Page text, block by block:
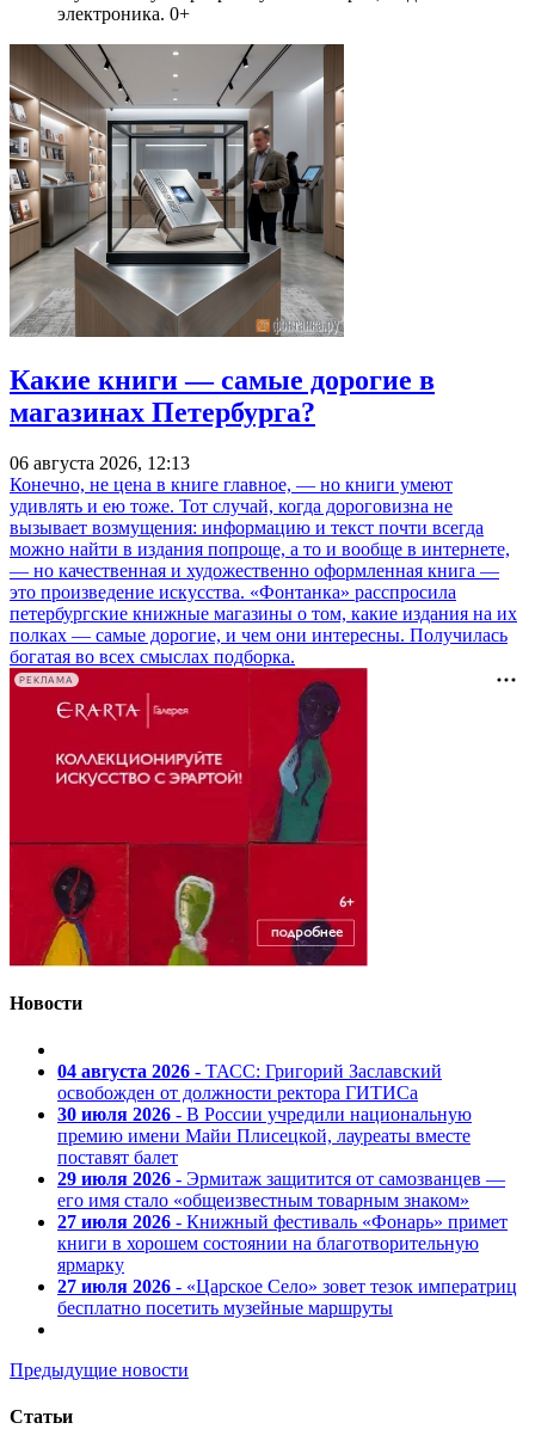
электроника. 0+
Какие книги — самые дорогие в
магазинах Петербурга?
06 августа 2026, 12:13
Конечно, не цена в книге главное, — но книги умеют
удивлять и ею тоже. Тот случай, когда дороговизна не
вызывает возмущения: информацию и текст почти всегда
можно найти в издания попроще, а то и вообще в интернете,
— но качественная и художественно оформленная книга —
это произведение искусства. «Фонтанка» расспросила
петербургские книжные магазины о том, какие издания на их
полках — самые дорогие, и чем они интересны. Получилась
богатая во всех смыслах подборка.
РЕКЛАМА
Новости
04 августа 2026 - ТАСС: Григорий Заславский
освобожден от должности ректора ГИТИСа
30 июля 2026 - В России учредили национальную
премию имени Майи Плисецкой, лауреаты вместе
поставят балет
29 июля 2026 - Эрмитаж защитится от самозванцев —
его имя стало «общеизвестным товарным знаком»
27 июля 2026 - Книжный фестиваль «Фонарь» примет
книги в хорошем состоянии на благотворительную
ярмарку
27 июля 2026 - «Царское Село» зовет тезок императриц
бесплатно посетить музейные маршруты
Предыдущие новости
Статьи